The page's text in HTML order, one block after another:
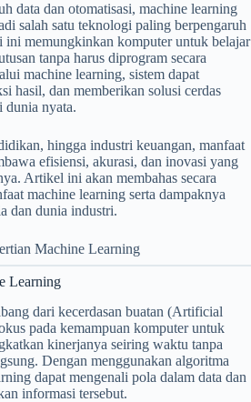
data dan otomatisasi, machine learning
salah satu teknologi paling berpengaruh
memungkinkan komputer untuk belajar
tanpa harus diprogram secara
machine learning, sistem dapat
hasil, dan memberikan solusi cerdas
dunia nyata.
hingga industri keuangan, manfaat
efisiensi, akurasi, dan inovasi yang
Artikel ini akan membahas secara
machine learning serta dampaknya
dan dunia industri.
Learning
dari kecerdasan buatan (Artificial
pada kemampuan komputer untuk
kinerjanya seiring waktu tanpa
Dengan menggunakan algoritma
dapat mengenali pola dalam data dan
informasi tersebut.